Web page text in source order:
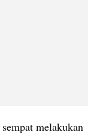
melakukan